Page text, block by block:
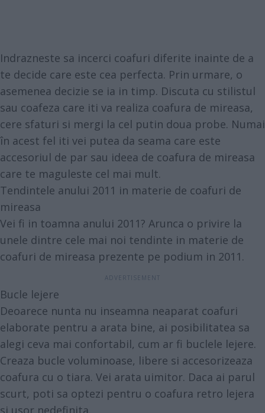
Indrazneste sa incerci coafuri diferite inainte de a
te decide care este cea perfecta. Prin urmare, o
asemenea decizie se ia in timp. Discuta cu stilistul
sau coafeza care iti va realiza coafura de mireasa,
cere sfaturi si mergi la cel putin doua probe. Numai
în acest fel iti vei putea da seama care este
accesoriul de par sau ideea de coafura de mireasa
care te maguleste cel mai mult.
Tendintele anului 2011 in materie de coafuri de
mireasa
Vei fi in toamna anului 2011? Arunca o privire la
unele dintre cele mai noi tendinte in materie de
coafuri de mireasa prezente pe podium in 2011.
Bucle lejere
Deoarece nunta nu inseamna neaparat coafuri
elaborate pentru a arata bine, ai posibilitatea sa
alegi ceva mai confortabil, cum ar fi buclele lejere.
Creaza bucle voluminoase, libere si accesorizeaza
coafura cu o tiara. Vei arata uimitor. Daca ai parul
scurt, poti sa optezi pentru o coafura retro lejera
si usor nedefinita.